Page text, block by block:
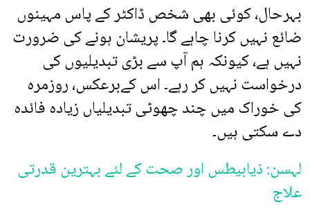
بہرحال، کوئی بھی شخص ڈاکٹر کے پاس مہینوں
ضائع نہیں کرنا چاہے گا۔ پریشان ہونے کی ضرورت
نہیں ہے، کیونکہ ہم آپ سے بڑی تبدیلیوں کی
درخواست نہیں کر رہے۔ اس کےبرعکس، روزمرہ
کی خوراک میں چند چھوٹی تبدیلیاں زیادہ فائدہ
دے سکتی ہیں۔
لہسن: ذیابیطس اور صحت کے لئے بہترین قدرتی
علاج